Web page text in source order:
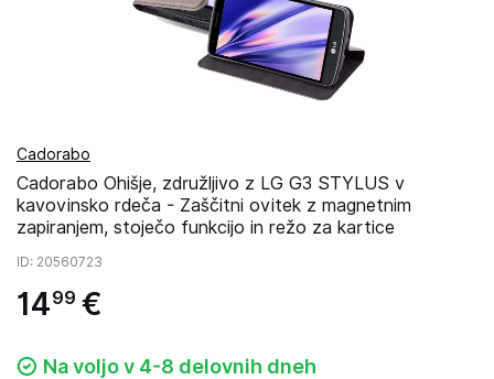
Cadorabo
Cadorabo Ohišje, združljivo z LG G3 STYLUS v
kavovinsko rdeča - Zaščitni ovitek z magnetnim
zapiranjem, stoječo funkcijo in režo za kartice
ID: 20560723
1499 €
Na voljo v 4-8 delovnih dneh